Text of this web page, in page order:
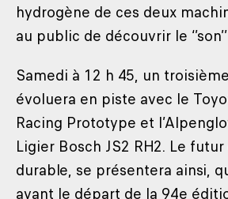
hydrogène de ces deux
au public de découvrir le
Samedi à 12 h 45, un
évoluera en piste avec le
Racing Prototype et
Ligier Bosch JS2 RH2. Le futur
durable, se présentera ainsi,
avant le départ de la 94e